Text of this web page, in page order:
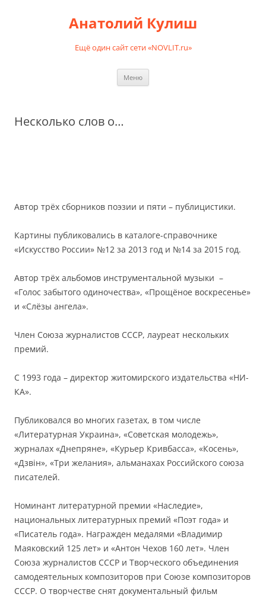
Анатолий Кулиш
Ещё один сайт сети «NOVLIT.ru»
Меню
Несколько слов о…
Автор трёх сборников поэзии и пяти – публицистики.
Картины публиковались в каталоге-справочнике
«Искусство России» №12 за 2013 год и №14 за 2015 год.
Автор трёх альбомов инструментальной музыки –
«Голос забытого одиночества», «Прощёное воскресенье»
и «Слёзы ангела».
Член Союза журналистов СССР, лауреат нескольких
премий.
С 1993 года – директор житомирского издательства «НИ-
КА».
Публиковался во многих газетах, в том числе
«Литературная Украина», «Советская молодежь»,
журналах «Днепряне», «Курьер Кривбасса», «Косень»,
«Дзвiн», «Три желания», альманахах Российского союза
писателей.
Номинант литературной премии «Наследие»,
национальных литературных премий «Поэт года» и
«Писатель года». Награжден медалями «Владимир
Маяковский 125 лет» и «Антон Чехов 160 лет». Член
Союза журналистов СССР и Творческого объединения
самодеятельных композиторов при Союзе композиторов
СССР. О творчестве снят документальный фильм